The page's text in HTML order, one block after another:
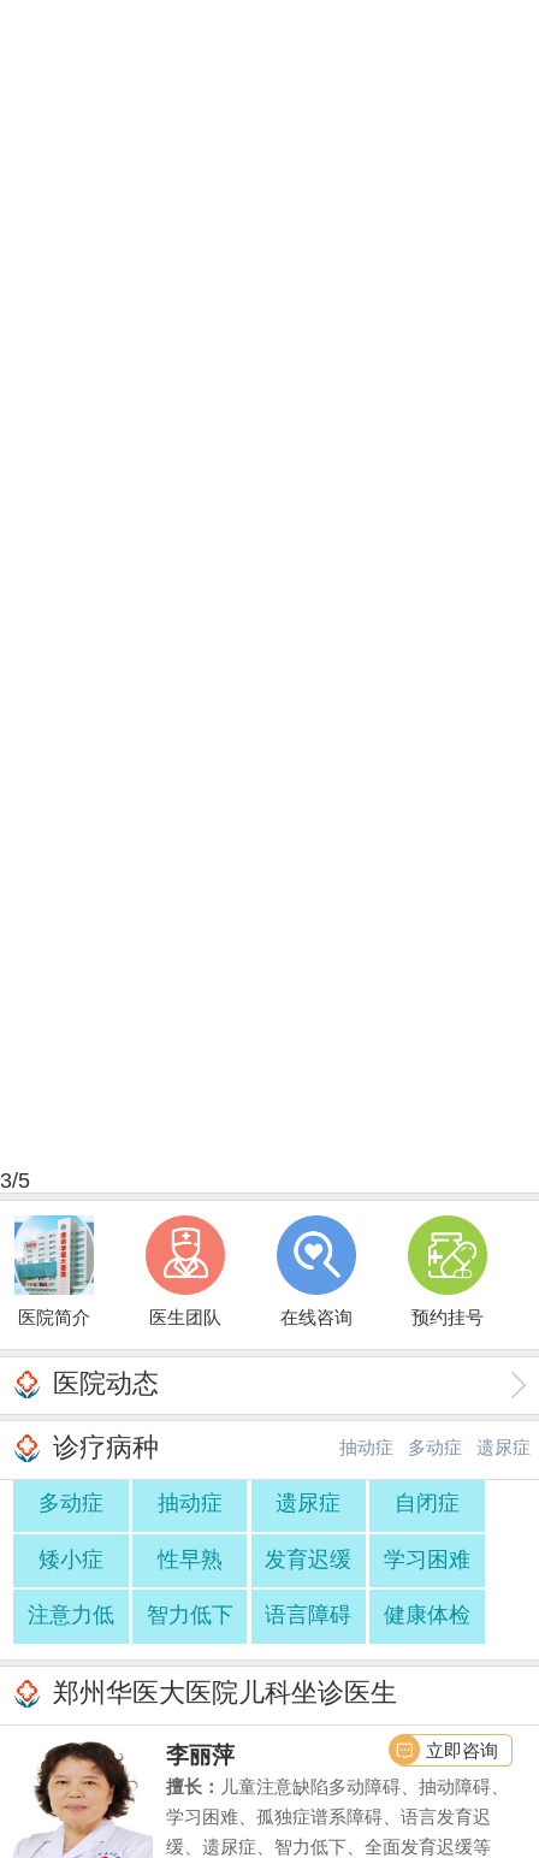
4/5
医院简介 医生团队 在线咨询 预约挂号
医院动态
诊疗病种 抽动症
·
多动症
·
遗尿症
多动症 抽动症 遗尿症 自闭症
矮小症 性早熟 发育迟缓 学习困难
注意力低 智力低下 语言障碍 健康体检
郑州华医大医院儿科坐诊医生
李丽萍
擅长： 儿童注意缺陷多动障碍、抽动障碍、
学习困难、孤独症谱系障碍、语言发育迟
缓、遗尿症、智力低下、全面发育迟缓等
立即咨询